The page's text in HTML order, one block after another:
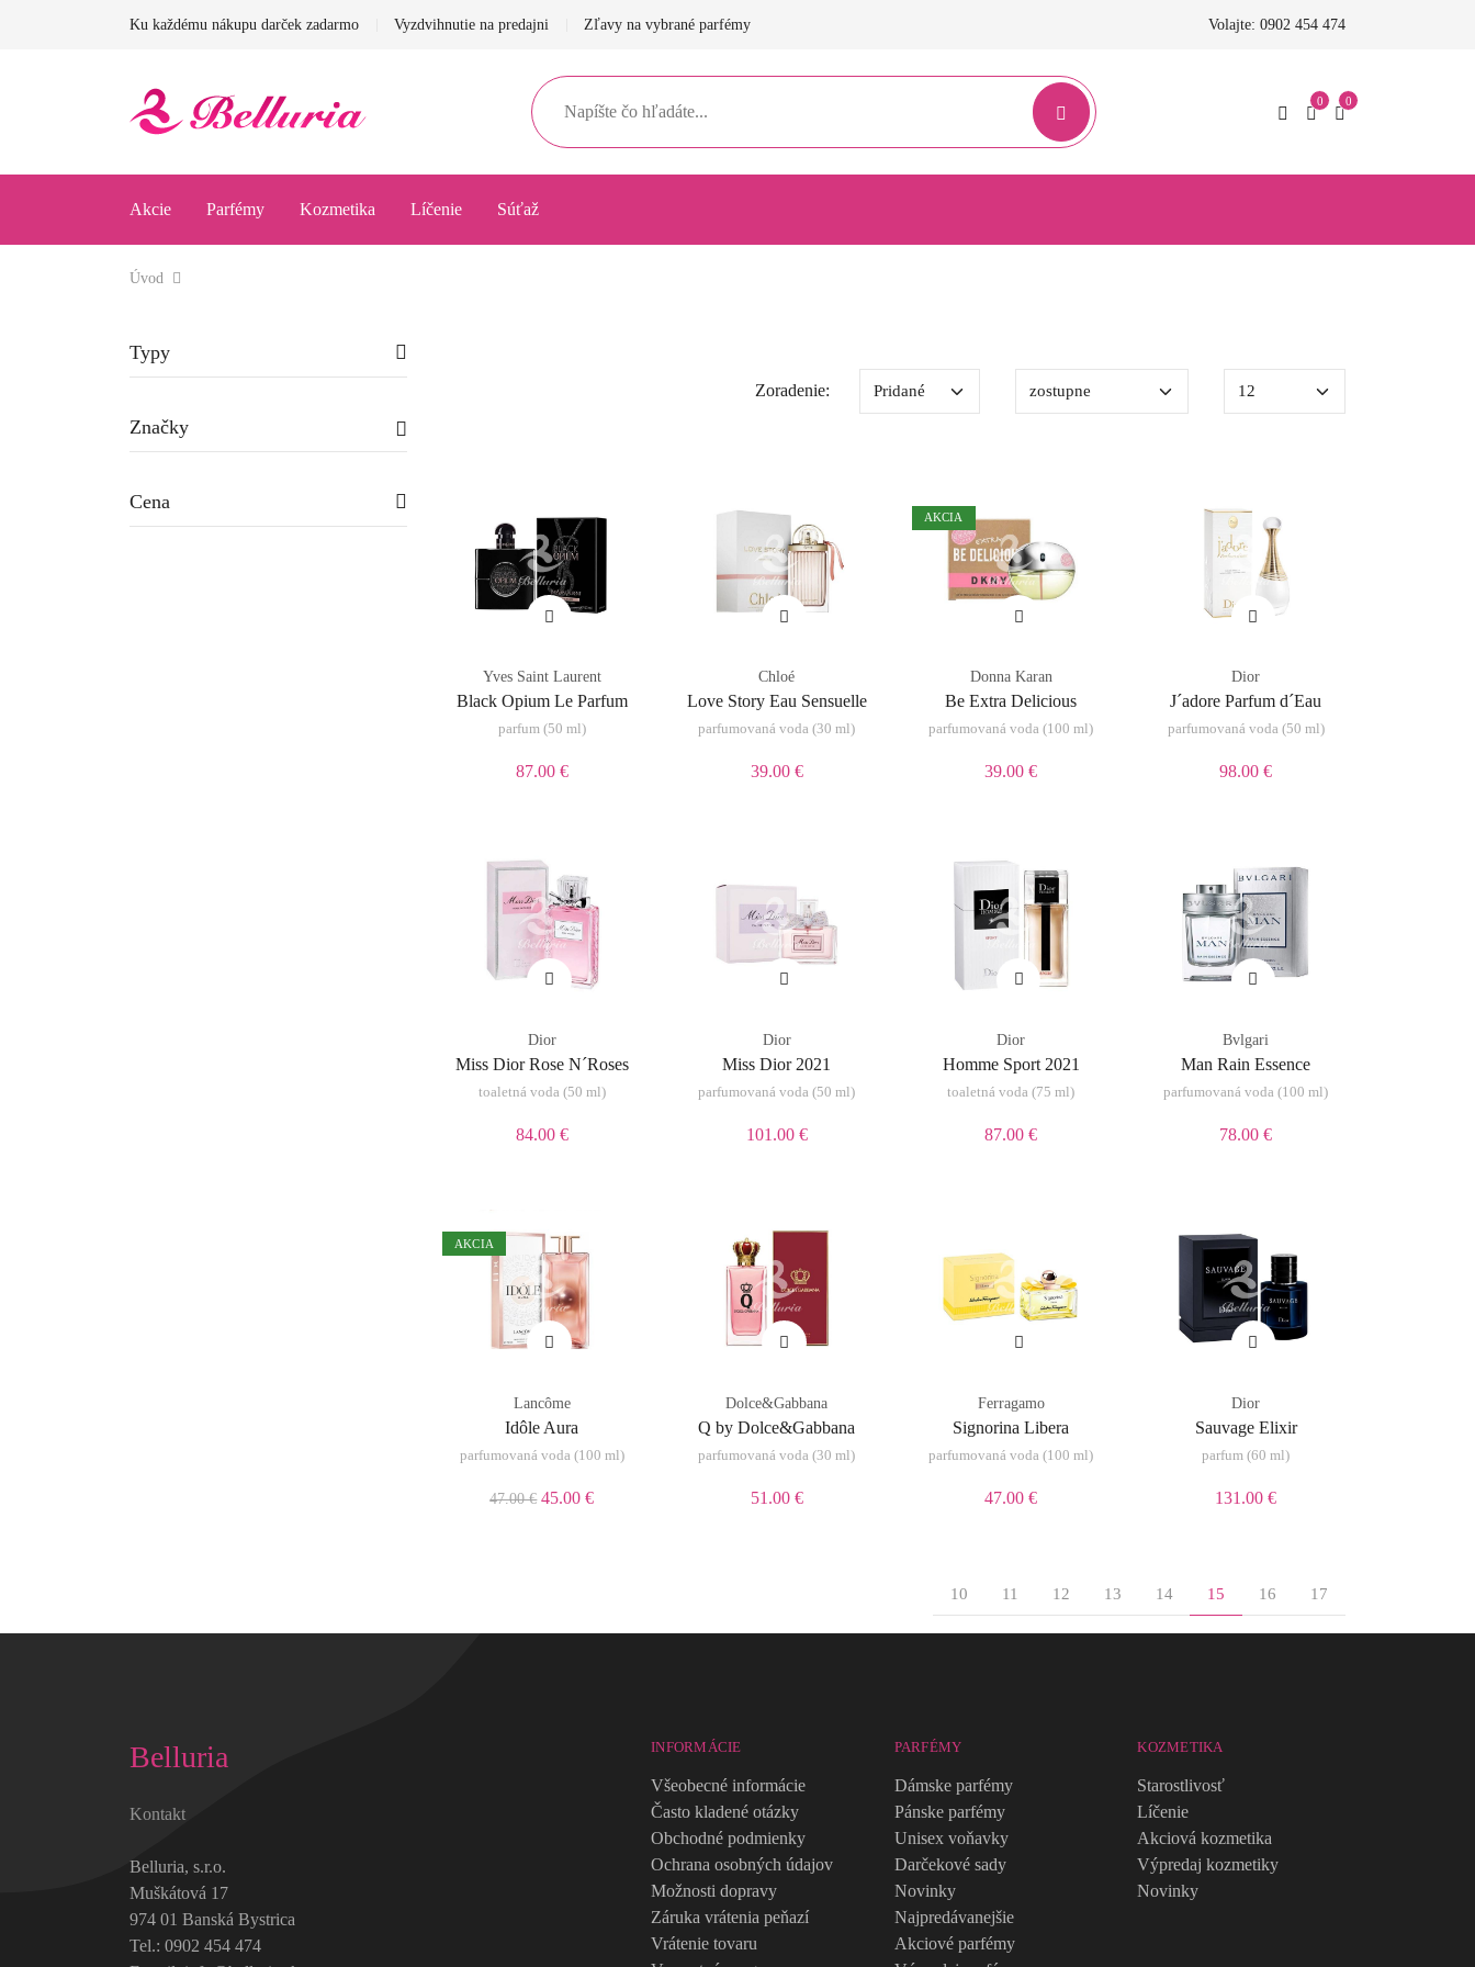
Ku každému nákupu darček zadarmo Vyzdvihnutie na predajni Zľavy na vybrané parfémy Volajte: 0902 454 474
Akcie Parfémy Kozmetika Líčenie Súťaž
Úvod
Typy
Značky
Cena
Zoradenie:
Yves Saint Laurent
Black Opium Le Parfum
parfum (50 ml)
87.00 €
Chloé
Love Story Eau Sensuelle
parfumovaná voda (30 ml)
39.00 €
AKCIA
Donna Karan
Be Extra Delicious
parfumovaná voda (100 ml)
39.00 €
Dior
J´adore Parfum d´Eau
parfumovaná voda (50 ml)
98.00 €
Dior
Miss Dior Rose N´Roses
toaletná voda (50 ml)
84.00 €
Dior
Miss Dior 2021
parfumovaná voda (50 ml)
101.00 €
Dior
Homme Sport 2021
toaletná voda (75 ml)
87.00 €
Bvlgari
Man Rain Essence
parfumovaná voda (100 ml)
78.00 €
AKCIA
Lancôme
Idôle Aura
parfumovaná voda (100 ml)
47.00 € 45.00 €
Dolce&Gabbana
Q by Dolce&Gabbana
parfumovaná voda (30 ml)
51.00 €
Ferragamo
Signorina Libera
parfumovaná voda (100 ml)
47.00 €
Dior
Sauvage Elixir
parfum (60 ml)
131.00 €
10 11 12 13 14 15 16 17
Belluria
Kontakt
Belluria, s.r.o.
Muškátová 17
974 01 Banská Bystrica
Tel.: 0902 454 474
INFORMÁCIE
Všeobecné informácie
Často kladené otázky
Obchodné podmienky
Ochrana osobných údajov
Možnosti dopravy
Záruka vrátenia peňazí
Vrátenie tovaru
PARFÉMY
Dámske parfémy
Pánske parfémy
Unisex voňavky
Darčekové sady
Novinky
Najpredávanejšie
Akciové parfémy
KOZMETIKA
Starostlivosť
Líčenie
Akciová kozmetika
Výpredaj kozmetiky
Novinky